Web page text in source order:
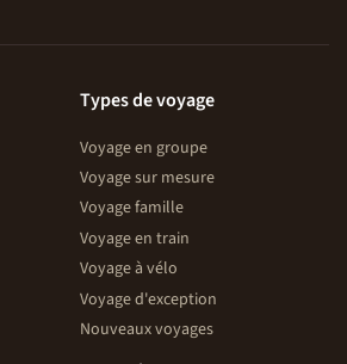
Types de voyage
Voyage en groupe
Voyage sur mesure
Voyage famille
Voyage en train
Voyage à vélo
Voyage d'exception
Nouveaux voyages